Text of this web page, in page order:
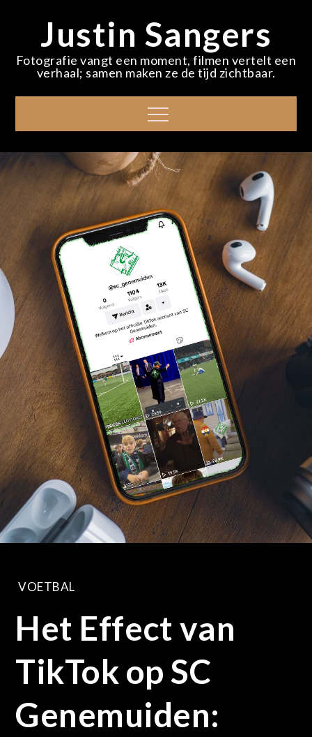
contentJustin Sangers
Fotografie vangt een moment, filmen vertelt een
verhaal; samen maken ze de tijd zichtbaar.
Menu
VOETBAL
Het Effect van
TikTok op SC
Genemuiden: